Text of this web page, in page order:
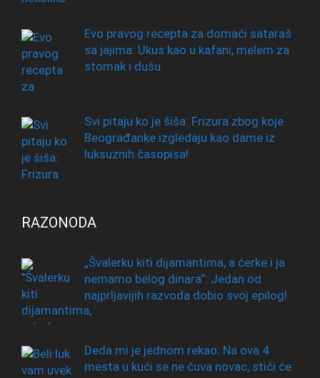
Evo pravog recepta za domaći sataraš
sa jajima: Ukus kao u kafani, melem za
stomak i dušu
Svi pitaju ko je šiša: Frizura zbog koje
Beograđanke izgledaju kao dame iz
luksuznih časopisa!
RAZONODA
„Švalerku kiti dijamantima, a ćerke i ja
nemamo belog dinara“: Jedan od
najprljavijih razvoda dobio svoj epilog!
Deda mi je jednom rekao: Na ova 4
mesta u kući se ne čuva novac, stići će